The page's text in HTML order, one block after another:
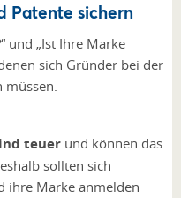
Patente sichern
und „Ist Ihre Marke
sich Gründer bei der
müssen.
teuer und können das
sollten sich
ihre Marke anmelden